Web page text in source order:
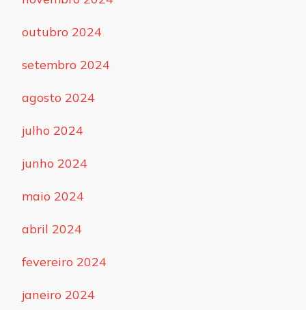
outubro 2024
setembro 2024
agosto 2024
julho 2024
junho 2024
maio 2024
abril 2024
fevereiro 2024
janeiro 2024